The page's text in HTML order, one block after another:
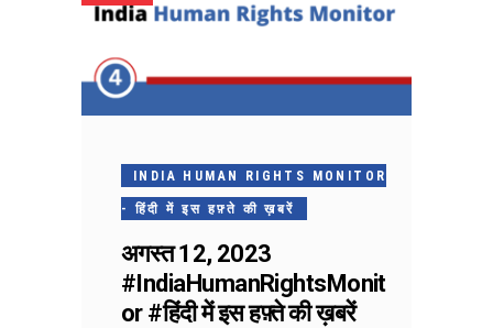
INDIA HUMAN RIGHTS MONITOR
- हिंदी में इस हफ़्ते की ख़बरें
अगस्त 12, 2023
#IndiaHumanRightsMonit
or #हिंदी में इस हफ़्ते की ख़बरें